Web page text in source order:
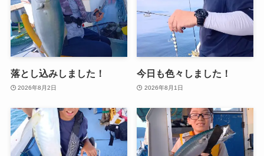
落とし込みしました！
2026年8月2日
今日も色々しました！
2026年8月1日